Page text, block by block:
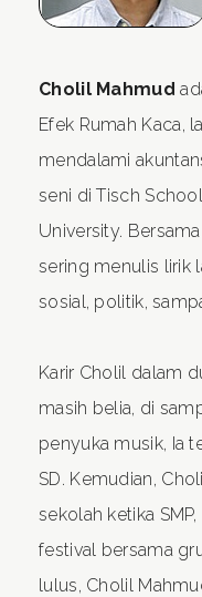
Cholil Mahmud
Efek Rumah Kaca,
mendalami
seni di Tisch
University.
sering menulis lirik
sosial, politik,
Karir Cholil dalam
masih belia, di
penyuka musik, Ia
SD. Kemudian,
sekolah ketika
festival bersama
lulus, Cholil